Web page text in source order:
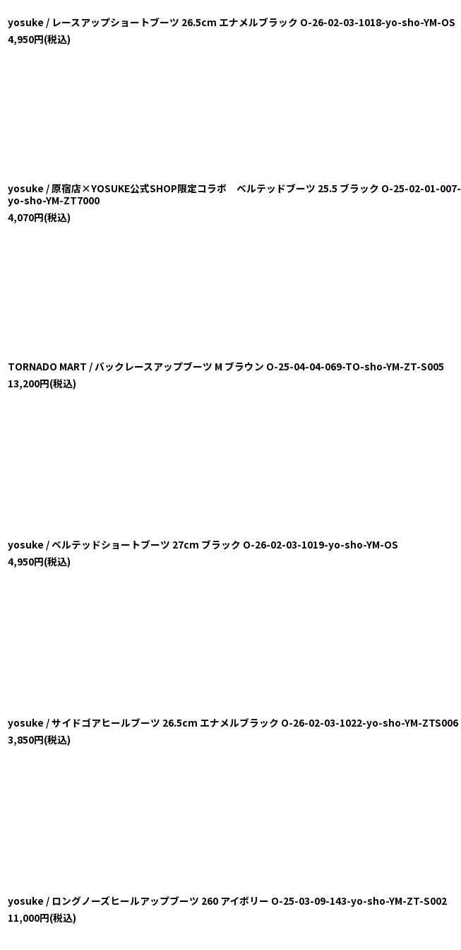
yosuke / レースアップショートブーツ 26.5cm エナメルブラック O-26-02-03-1018-yo-sho-YM-OS
4,950円(税込)
yosuke / 原宿店×YOSUKE公式SHOP限定コラボ ベルテッドブーツ 25.5 ブラック O-25-02-01-007-
yo-sho-YM-ZT7000
4,070円(税込)
TORNADO MART / バックレースアップブーツ M ブラウン O-25-04-04-069-TO-sho-YM-ZT-S005
13,200円(税込)
yosuke / ベルテッドショートブーツ 27cm ブラック O-26-02-03-1019-yo-sho-YM-OS
4,950円(税込)
yosuke / サイドゴアヒールブーツ 26.5cm エナメルブラック O-26-02-03-1022-yo-sho-YM-ZTS006
3,850円(税込)
yosuke / ロングノーズヒールアップブーツ 260 アイボリー O-25-03-09-143-yo-sho-YM-ZT-S002
11,000円(税込)